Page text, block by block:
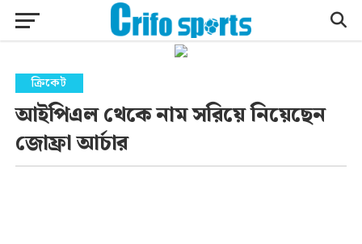
ক্রিকেট
আইপিএল থেকে নাম সরিয়ে নিয়েছেন
জোফ্রা আর্চার